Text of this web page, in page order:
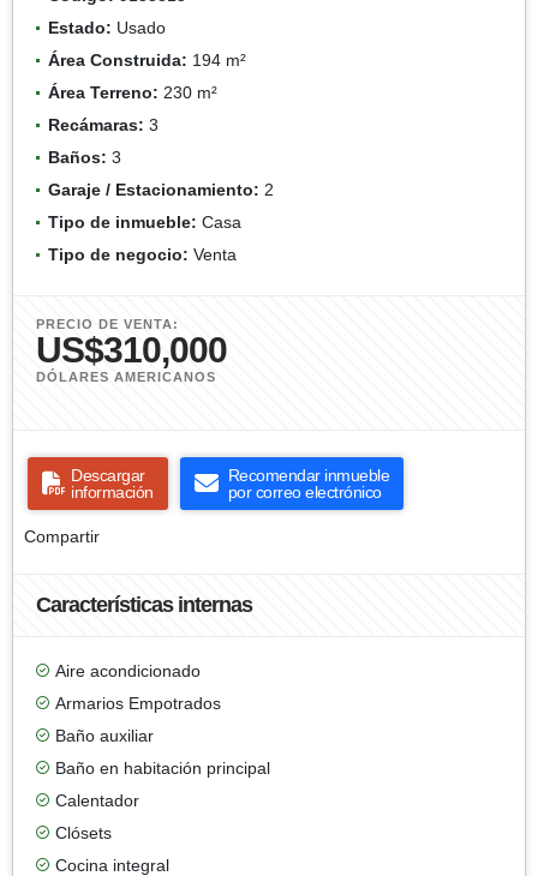
Estado: Usado
Área Construida: 194 m²
Área Terreno: 230 m²
Recámaras: 3
Baños: 3
Garaje / Estacionamiento: 2
Tipo de inmueble: Casa
Tipo de negocio: Venta
PRECIO DE VENTA:
US$310,000
DÓLARES AMERICANOS
Descargar
información
Recomendar inmueble
por correo electrónico
Compartir
Características internas
Aire acondicionado
Armarios Empotrados
Baño auxiliar
Baño en habitación principal
Calentador
Clósets
Cocina integral